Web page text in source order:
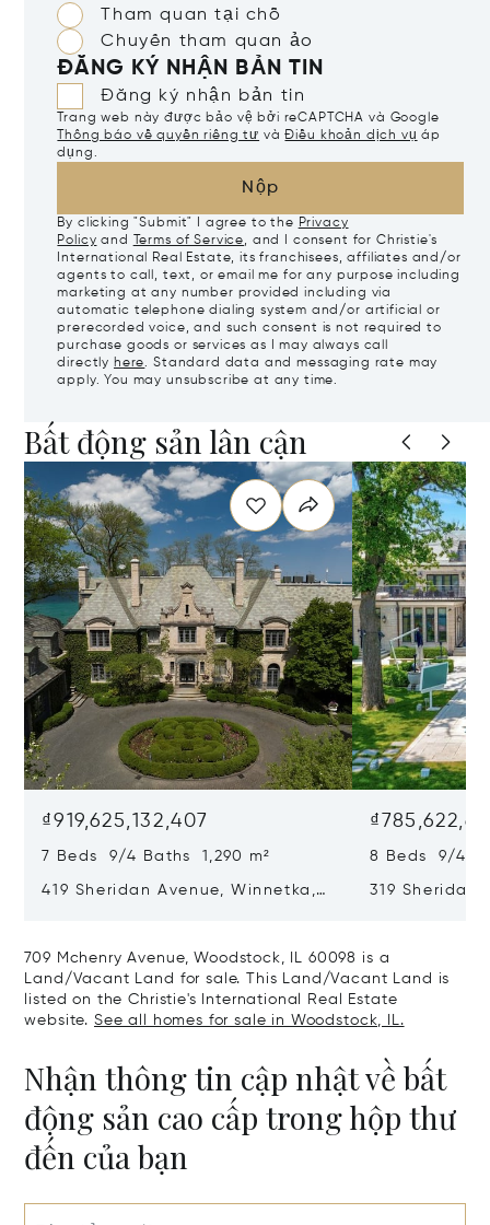
Tham quan tại chỗ
Chuyến tham quan ảo
ĐĂNG KÝ NHẬN BẢN TIN
Đăng ký nhận bản tin
Trang web này được bảo vệ bởi reCAPTCHA và Google
Thông báo về quyền riêng tư vàĐiều khoản dịch vụ áp
dụng.
Nộp
By clicking "Submit" I agree to the Privacy
Policy and Terms of Service, and I consent for Christie's
International Real Estate, its franchisees, affiliates and/or
agents to call, text, or email me for any purpose including
marketing at any number provided including via
automatic telephone dialing system and/or artificial or
prerecorded voice, and such consent is not required to
purchase goods or services as I may always call
directly here. Standard data and messaging rate may
apply. You may unsubscribe at any time.
Bất động sản lân cận
₫919,625,132,407
7 Beds 9/4 Baths 1,290 m²
419 Sheridan Avenue, Winnetka,
8 Beds 9/4
319 Sheridan
709 Mchenry Avenue, Woodstock, IL 60098 is a
Land/Vacant Land for sale. This Land/Vacant Land is
listed on the Christie's International Real Estate
website. See all homes for sale in Woodstock, IL.
Nhận thông tin cập nhật về bất
động sản cao cấp trong hộp thư
đến của bạn